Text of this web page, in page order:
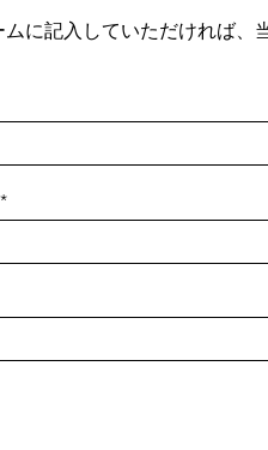
ムに記入していただければ、